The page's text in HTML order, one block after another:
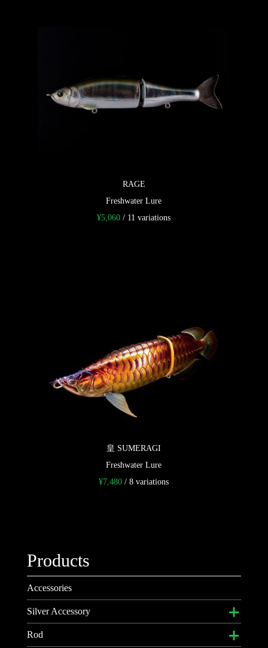
RAGE
Freshwater Lure
¥5,060 / 11 variations
皇 SUMERAGI
Freshwater Lure
¥7,480 / 8 variations
Products
Accessories
Silver Accessory
ブレスレット
Rod